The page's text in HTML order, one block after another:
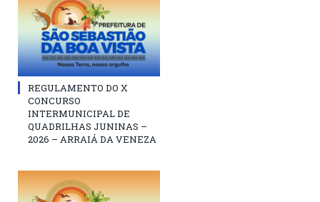
REGULAMENTO DO X
CONCURSO
INTERMUNICIPAL DE
QUADRILHAS JUNINAS –
2026 – ARRAIÁ DA VENEZA